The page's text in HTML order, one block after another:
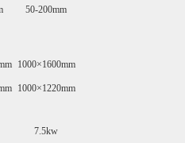
50-200mm
1000×1600mm
1000×1220mm
7.5kw